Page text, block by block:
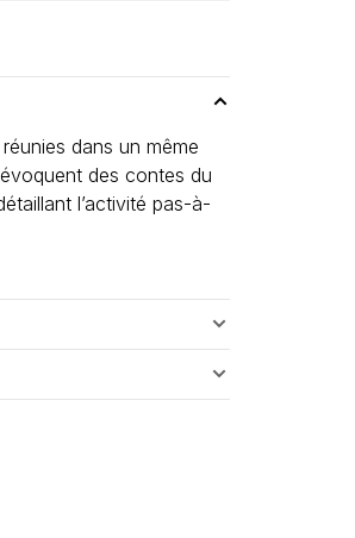
dans un même
des contes du
l’activité pas-à-